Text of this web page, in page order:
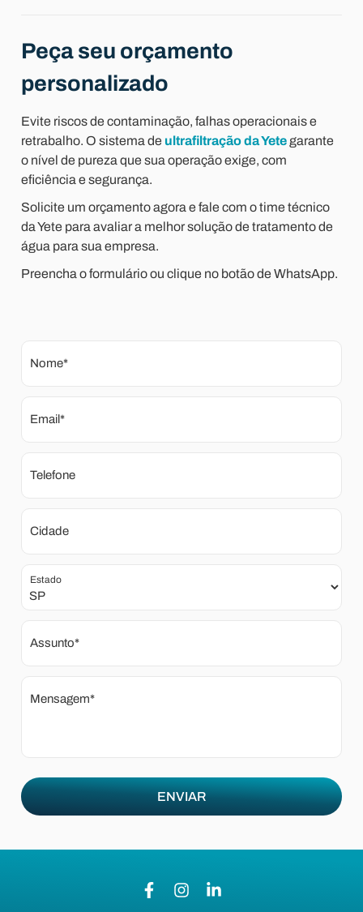
Peça seu orçamento
personalizado
Evite riscos de contaminação, falhas operacionais e
retrabalho. O sistema de ultrafiltração da Yetegarante
o nível de pureza que sua operação exige, com
eficiência e segurança.
Solicite um orçamento agora e fale com o time técnico
da Yete para avaliar a melhor solução de tratamento de
água para sua empresa.
Preencha o formulário ou clique no botão de WhatsApp.
Nome*
Email*
Telefone
Cidade
Estado
Assunto*
Mensagem*